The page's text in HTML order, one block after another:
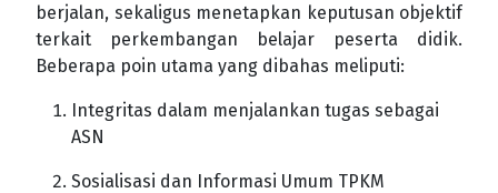
berjalan, sekaligus menetapkan keputusan objektif
terkait perkembangan belajar peserta didik.
Beberapa poin utama yang dibahas meliputi:
Integritas dalam menjalankan tugas sebagai
ASN
Sosialisasi dan Informasi Umum TPKM